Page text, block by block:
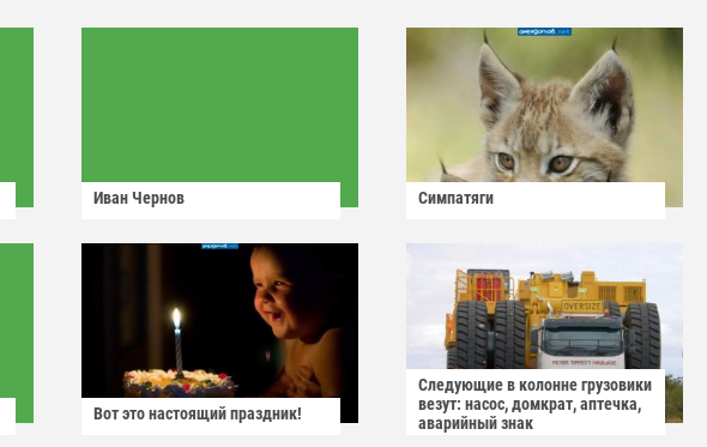
Иван Чернов Симпатяги
Вот это настоящий праздник!
Следующие в колонне грузовики
везут: насос, домкрат, аптечка,
аварийный знак